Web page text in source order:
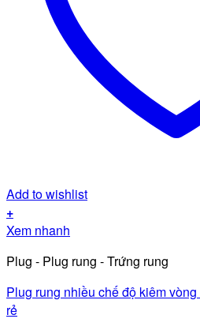
Add to wishlist
+
Xem nhanh
Plug - Plug rung - Trứng rung
Plug rung nhiều chế độ kiêm
rẻ